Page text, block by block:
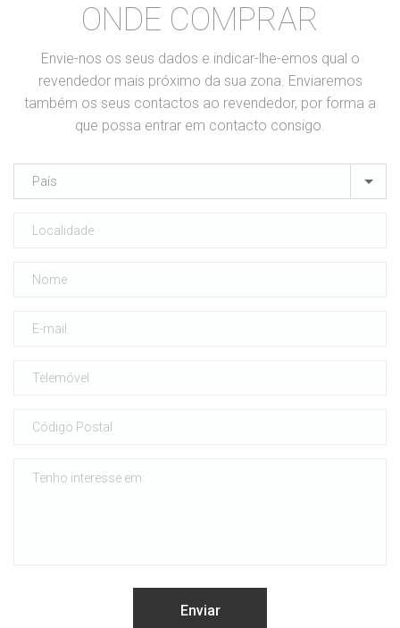
ONDE COMPRAR
Envie-nos os seus dados e indicar-lhe-emos qual o
revendedor mais próximo da sua zona. Enviaremos
também os seus contactos ao revendedor, por forma a
que possa entrar em contacto consigo.
País